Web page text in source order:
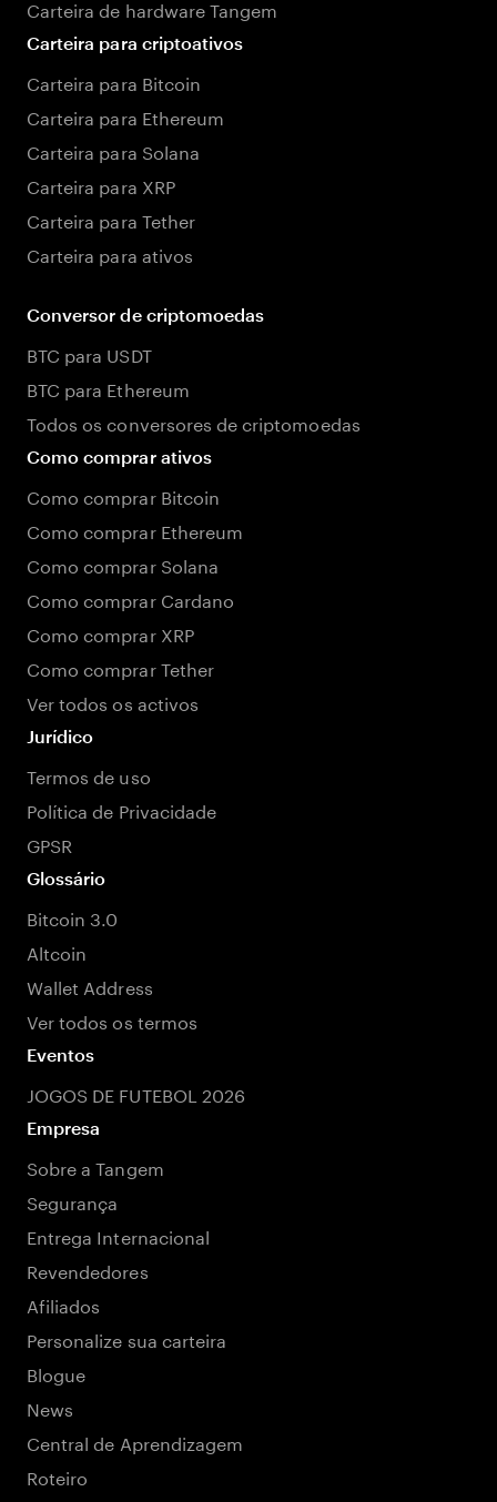
Carteira de hardware Tangem
Carteira para criptoativos
Carteira para Bitcoin
Carteira para Ethereum
Carteira para Solana
Carteira para XRP
Carteira para Tether
Carteira para ativos
Conversor de criptomoedas
BTC para USDT
BTC para Ethereum
Todos os conversores de criptomoedas
Como comprar ativos
Como comprar Bitcoin
Como comprar Ethereum
Como comprar Solana
Como comprar Cardano
Como comprar XRP
Como comprar Tether
Ver todos os activos
Jurídico
Termos de uso
Política de Privacidade
GPSR
Glossário
Bitcoin 3.0
Altcoin
Wallet Address
Ver todos os termos
Eventos
JOGOS DE FUTEBOL 2026
Empresa
Sobre a Tangem
Segurança
Entrega Internacional
Revendedores
Afiliados
Personalize sua carteira
Blogue
News
Central de Aprendizagem
Roteiro